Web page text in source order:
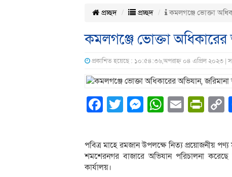
প্রচ্ছদ প্রচ্ছদ কমলগঞ্জে ভোক্তা
কমলগঞ্জে ভোক্তা
প্রকাশিত হয়েছে : ১০:৫৪:৩৬,অপরাহ্ন ০৪ এপ্রিল ২০২৩ |
Facebook
Twitter
Messenger
Email
পবিত্র মাহে রমজান উপলক্ষে নিত্য প্রয়োজনীয় পণ্য
শমশেরনগর বাজারে অভিযান পরিচালনা
কার্যালয়।